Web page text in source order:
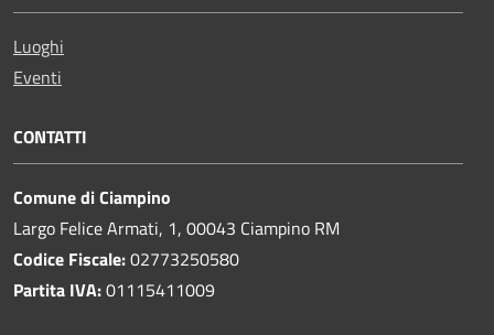
Luoghi
Eventi
CONTATTI
Comune di Ciampino
Largo Felice Armati, 1, 00043 Ciampino RM
Codice Fiscale:02773250580
Partita IVA:01115411009